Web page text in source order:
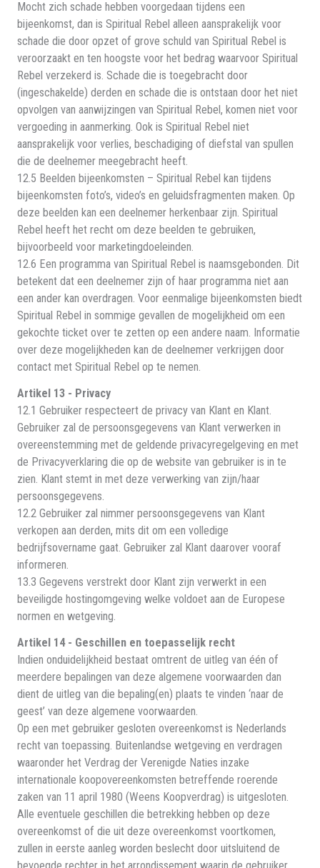
Mocht zich schade hebben voorgedaan tijdens een
bijeenkomst, dan is Spiritual Rebel alleen aansprakelijk voor
schade die door opzet of grove schuld van Spiritual Rebel is
veroorzaakt en ten hoogste voor het bedrag waarvoor Spiritual
Rebel verzekerd is. Schade die is toegebracht door
(ingeschakelde) derden en schade die is ontstaan door het niet
opvolgen van aanwijzingen van Spiritual Rebel, komen niet voor
vergoeding in aanmerking. Ook is Spiritual Rebel niet
aansprakelijk voor verlies, beschadiging of diefstal van spullen
die de deelnemer meegebracht heeft.
12.5 Beelden bijeenkomsten – Spiritual Rebel kan tijdens
bijeenkomsten foto’s, video’s en geluidsfragmenten maken. Op
deze beelden kan een deelnemer herkenbaar zijn. Spiritual
Rebel heeft het recht om deze beelden te gebruiken,
bijvoorbeeld voor marketingdoeleinden.
12.6 Een programma van Spiritual Rebel is naamsgebonden. Dit
betekent dat een deelnemer zijn of haar programma niet aan
een ander kan overdragen. Voor eenmalige bijeenkomsten biedt
Spiritual Rebel in sommige gevallen de mogelijkheid om een
gekochte ticket over te zetten op een andere naam. Informatie
over deze mogelijkheden kan de deelnemer verkrijgen door
contact met Spiritual Rebel op te nemen.
Artikel 13 - Privacy
12.1 Gebruiker respecteert de privacy van Klant en Klant.
Gebruiker zal de persoonsgegevens van Klant verwerken in
overeenstemming met de geldende privacyregelgeving en met
de Privacyverklaring die op de website van gebruiker is in te
zien. Klant stemt in met deze verwerking van zijn/haar
persoonsgegevens.
12.2 Gebruiker zal nimmer persoonsgegevens van Klant
verkopen aan derden, mits dit om een volledige
bedrijfsovername gaat. Gebruiker zal Klant daarover vooraf
informeren.
13.3 Gegevens verstrekt door Klant zijn verwerkt in een
beveiligde hostingomgeving welke voldoet aan de Europese
normen en wetgeving.
Artikel 14 - Geschillen en toepasselijk recht
Indien onduidelijkheid bestaat omtrent de uitleg van één of
meerdere bepalingen van deze algemene voorwaarden dan
dient de uitleg van die bepaling(en) plaats te vinden ‘naar de
geest’ van deze algemene voorwaarden.
Op een met gebruiker gesloten overeenkomst is Nederlands
recht van toepassing. Buitenlandse wetgeving en verdragen
waaronder het Verdrag der Verenigde Naties inzake
internationale koopovereenkomsten betreffende roerende
zaken van 11 april 1980 (Weens Koopverdrag) is uitgesloten.
Alle eventuele geschillen die betrekking hebben op deze
overeenkomst of die uit deze overeenkomst voortkomen,
zullen in eerste aanleg worden beslecht door uitsluitend de